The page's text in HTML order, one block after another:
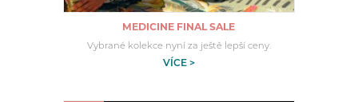
MEDICINE FINAL SALE
Vybrané kolekce nyní za ještě lepší ceny.
VÍCE >